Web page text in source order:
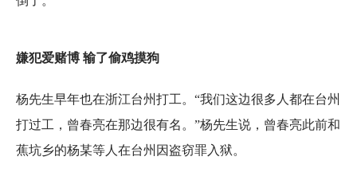
嫌犯爱赌博 输了偷鸡摸狗
杨先生早年也在浙江台州打工。“我们这边很多人都在台州
打过工，曾春亮在那边很有名。”杨先生说，曾春亮此前和
蕉坑乡的杨某等人在台州因盗窃罪入狱。